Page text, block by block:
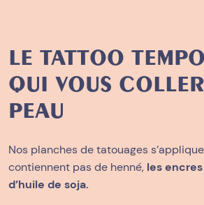
LE TATTOO
QUI VOUS
PEAU
Nos planches de tatouages
contiennent pas de henné, les
d’huile de soja.